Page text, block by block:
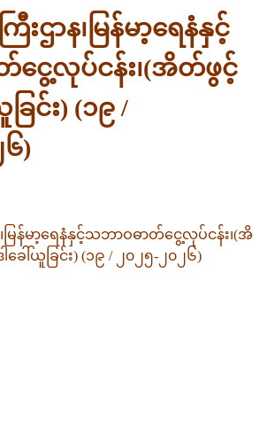
းဌာန၊မြန်မာ့ရေနံနှင့်
ငွေ့လုပ်ငန်း၊(အိတ်ဖွင့်
ြင်း) (၁၉ /
၆)
မြန်မာ့ရေနံနှင့်သဘာဝဓာတ်ငွေ့လုပ်ငန်း၊(အိ
ေါ်ယူခြင်း) (၁၉ / ၂၀၂၅-၂၀၂၆)